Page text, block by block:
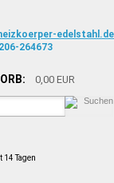
edelstahl.de
264673
0,00 EUR